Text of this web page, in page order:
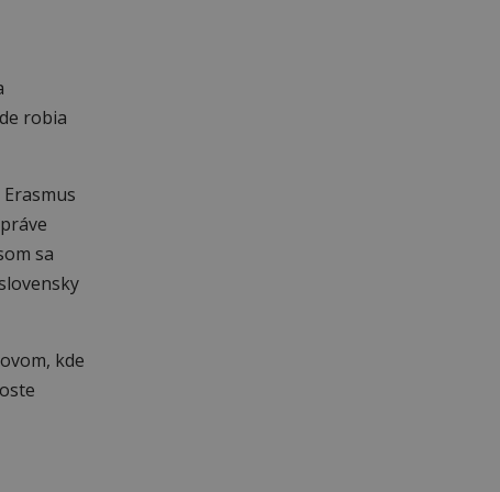
robia
sa
kde